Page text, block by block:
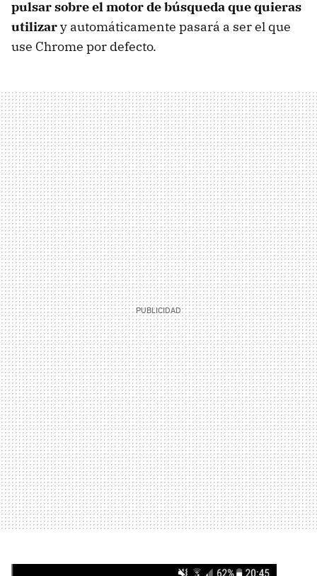
pulsar sobre el motor de búsqueda que quieras
utilizary automáticamente pasará a ser el que
use Chrome por defecto.